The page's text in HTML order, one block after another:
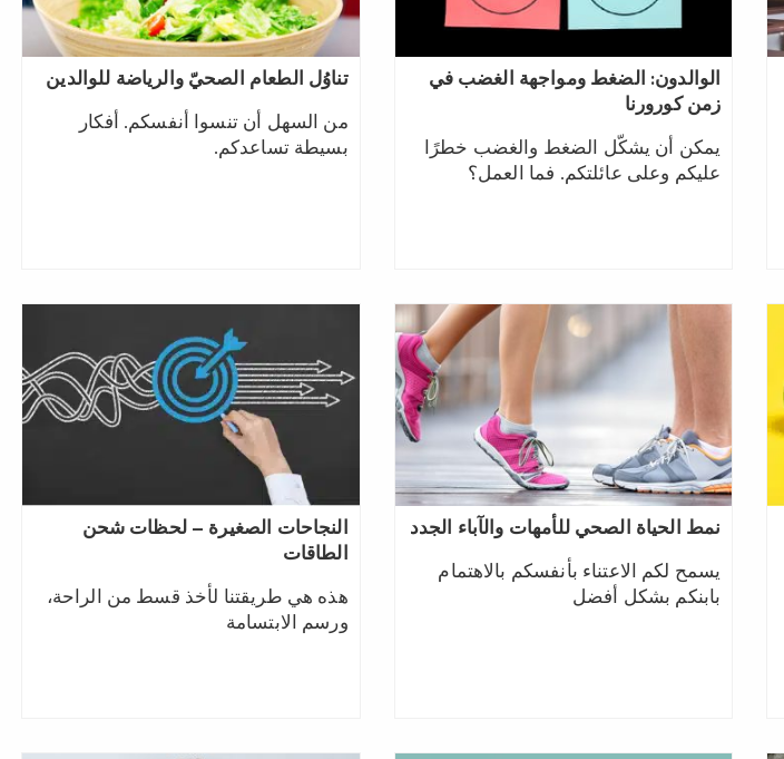
الوالدون: الضغط ومواجهة الغضب في
زمن كورورنا
يمكن أن يشكّل الضغط والغضب خطرًا
عليكم وعلى عائلتكم. فما العمل؟
تناوُل الطعام الصحيّ والرياضة للوالدين
من السهل أن تنسوا أنفسكم.‎ ‎أفكار
بسيطة تساعدكم.
نمط الحياة الصحي للأمهات والآباء الجدد
يسمح لكم الاعتناء بأنفسكم بالاهتمام
بابنكم بشكل أفضل
النجاحات الصغيرة – لحظات شحن
الطاقات
هذه هي طريقتنا لأخذ قسط من الراحة،
ورسم الابتسامة